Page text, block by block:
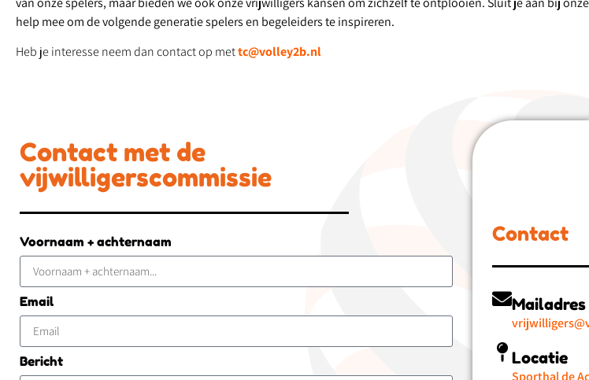
help mee om de volgende generatie spelers en begeleiders te inspireren.
Heb je interesse neem dan contact op mettc@volley2b.nl
Contact met de
vijwilligerscommissie
Voornaam + achternaam
Email
Bericht
Contact
Mailadres
Locatie